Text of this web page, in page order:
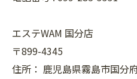
エステWAM 国分店
〒899-4345
住所： 鹿児島県霧島市国分